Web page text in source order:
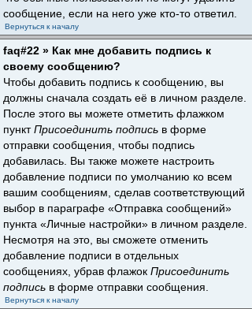
сообщение, если на него уже кто-то ответил.
Вернуться к началу
faq#22 » Как мне добавить подпись к
своему сообщению?
Чтобы добавить подпись к сообщению, вы
должны сначала создать её в личном разделе.
После этого вы можете отметить флажком
пунктПрисоединить подпись в форме
отправки сообщения, чтобы подпись
добавилась. Вы также можете настроить
добавление подписи по умолчанию ко всем
вашим сообщениям, сделав соответствующий
выбор в параграфе «Отправка сообщений»
пункта «Личные настройки» в личном разделе.
Несмотря на это, вы сможете отменить
добавление подписи в отдельных
сообщениях, убрав флажок Присоединить
подпись в форме отправки сообщения.
Вернуться к началу